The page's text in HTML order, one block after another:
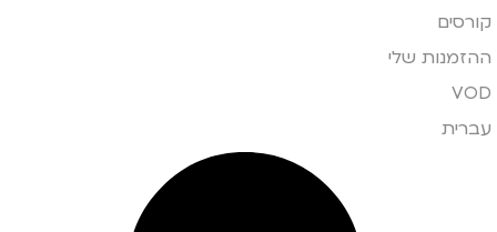
קורסים
ההזמנות שלי
VOD
עברית